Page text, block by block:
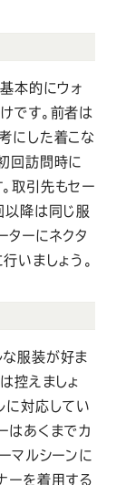
本的にウォ
です。前者は
にした着こな
回訪問時に
取引先もセー
以降は同じ服
ターにネクタ
いましょう。
服装が好ま
控えましょ
に対応してい
はあくまでカ
マルシーンに
ーを着用する